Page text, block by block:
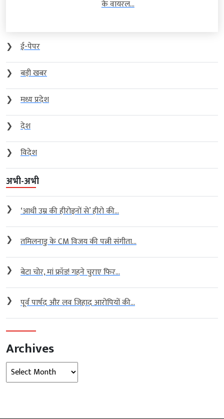
के वायरल...
❯
ई-पेपर
❯
बड़ी खबर
❯
मध्य प्रदेश
❯
देश
❯
विदेश
अभी-अभी
❯ ‘आधी उम्र की हीरोइनों से’ हीरो की...
❯ तमिलनाडु के CM विजय की पत्नी संगीता...
❯ बेटा चोर, मां फ्रॉड! गहने चुराए फिर...
❯ पूर्व पार्षद और लव जिहाद आरोपियों की...
Archives
Archives